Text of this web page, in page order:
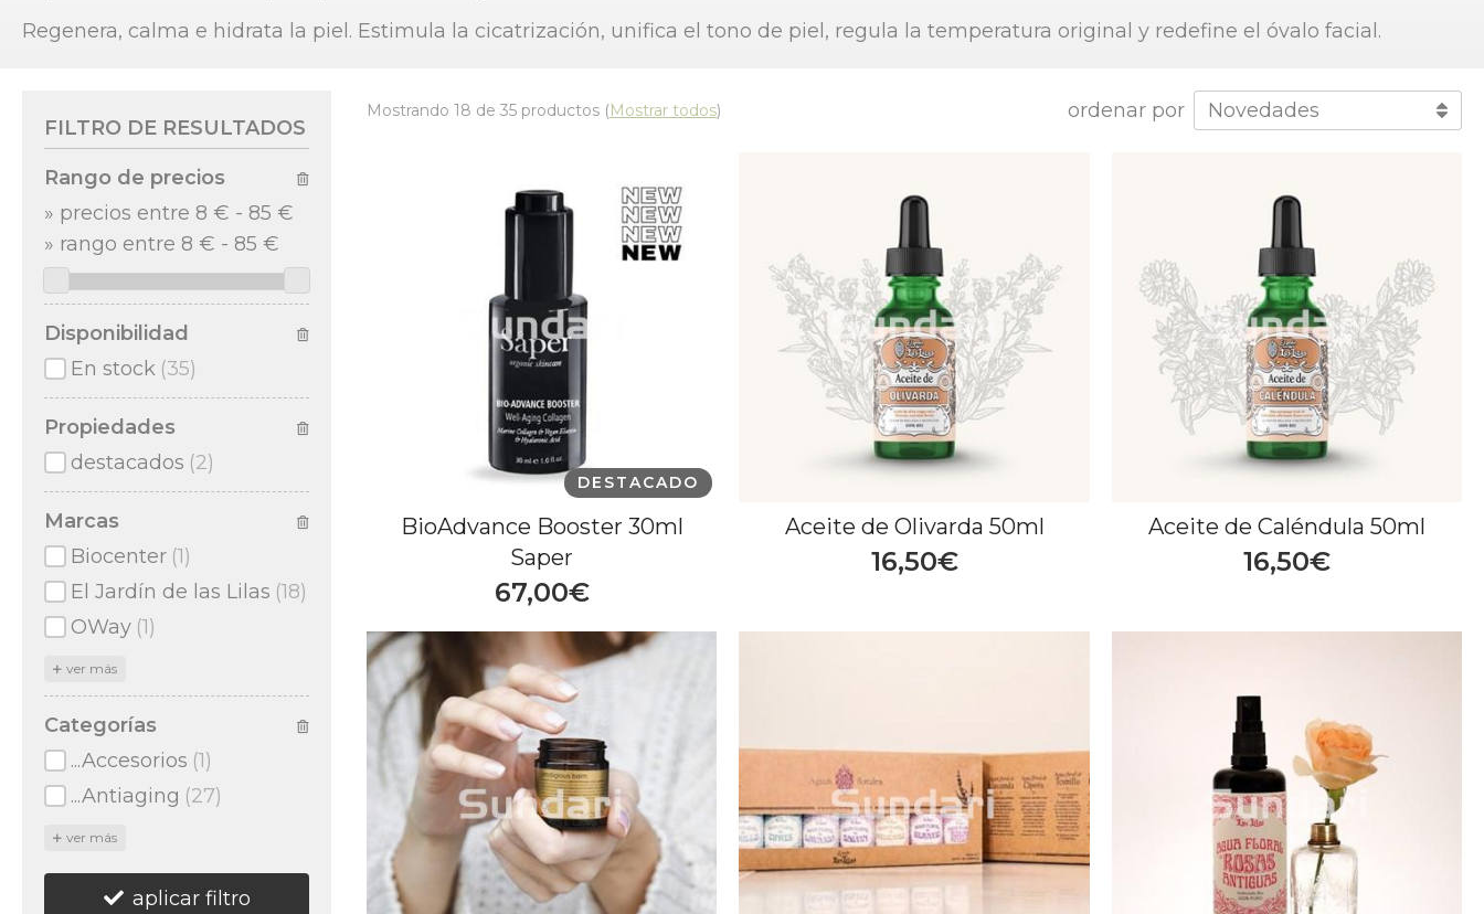
Regenera, calma e hidrata la piel. Estimula la cicatrización, unifica el tono de piel, regula la temperatura original y redefine el óvalo facial.
Mostrando 18 de 35 productos (Mostrar todos) ordenar por
DESTACADO
BioAdvance Booster 30ml
Saper
67,00€
Aceite de Olivarda 50ml
16,50€
Aceite de Caléndula 50ml
16,50€
FILTRO DE RESULTADOS
Rango de precios
» precios entre 8 € - 85 €
» rango entre 8 € - 85 €
Disponibilidad
En stock (35)
Propiedades
destacados (2)
Marcas
Biocenter (1)
El Jardín de las Lilas (18)
OWay (1)
ver más
Categorías
...Accesorios (1)
...Antiaging (27)
ver más
aplicar filtro